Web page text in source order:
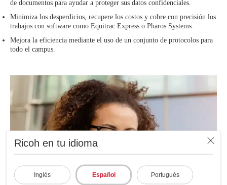
Ricoh en tu idioma
Inglés Español Portugués
de documentos para ayudar a proteger sus datos confidenciales.
Minimiza los desperdicios, recupere los costos y cobre con precisión los
trabajos con software como Equitrac Express o Pharos Systems.
Mejora la eficiencia mediante el uso de un conjunto de protocolos para
todo el campus.